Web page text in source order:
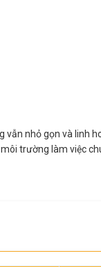
nhỏ gọn và linh
trường làm việc